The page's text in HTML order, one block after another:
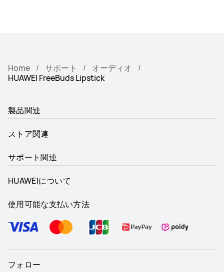
Home サポート
オーディオ
HUAWEI FreeBuds Lipstick
製品関連
ストア関連
サポート関連
HUAWEIについて
使用可能な支払い方法
フォロー